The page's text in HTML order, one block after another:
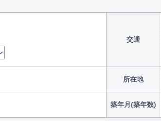
交通
所在地
築年月(築年数)